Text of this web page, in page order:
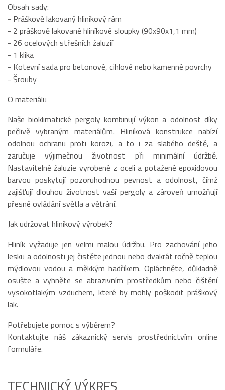
Obsah sady:
- Práškově lakovaný hliníkový rám
- 2 práškově lakované hliníkové sloupky (90x90x1,1 mm)
- 26 ocelových střešních žaluzií
- 1 klika
- Kotevní sada pro betonové, cihlové nebo kamenné povrchy
- Šrouby
O materiálu
Naše bioklimatické pergoly kombinují výkon a odolnost díky
pečlivě vybraným materiálům. Hliníková konstrukce nabízí
odolnou ochranu proti korozi, a to i za slabého deště, a
zaručuje výjimečnou životnost při minimální údržbě.
Nastavitelné žaluzie vyrobené z oceli a potažené epoxidovou
barvou poskytují pozoruhodnou pevnost a odolnost, čímž
zajišťují dlouhou životnost vaší pergoly a zároveň umožňují
přesné ovládání světla a větrání.
Jak udržovat hliníkový výrobek?
Hliník vyžaduje jen velmi malou údržbu. Pro zachování jeho
lesku a odolnosti jej čistěte jednou nebo dvakrát ročně teplou
mýdlovou vodou a měkkým hadříkem. Opláchněte, důkladně
osušte a vyhněte se abrazivním prostředkům nebo čištění
vysokotlakým vzduchem, které by mohly poškodit práškový
lak.
Potřebujete pomoc s výběrem?
Kontaktujte náš zákaznický servis prostřednictvím online
formuláře.